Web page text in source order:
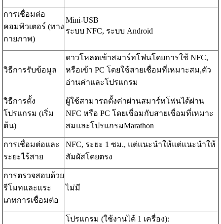
การเชื่อมต่อ
คอมพิวเตอร์ (ทาง
กายภาพ)
Mini-USB
ระบบ NFC, ระบบ Android
วิธีการรับข้อมูล
ดาวโหลดเข้าสมาร์ทโฟนโดยการใช้ NFC,
หรือเข้า PC โดยใช้สายเชื่อมที่เหมาะสม,ตัว
อ่านค่าและโปรแกรม
วิธีการตั้ง
โปรแกรม (เริ่ม
ต้น)
ผู้ใช้สามารถตั้งค่าผ่านสมาร์ทโฟนได้ผ่าน
NFC หรือ PC โดยเชื่อมกับสายเชื่อมที่เหมาะ
สมและโปรแกรมMarathon
การเชื่อมต่อและ
ระยะไร้สาย
NFC, ระยะ 1 ซม., แต่แนะนำให้แต่แนะนำให้
สัมผัสโดยตรง
การตรวจสอบด้วย
รีโมทและแระ
เภทการเชื่อมต่อ
ไม่มี
โปรแกรม (ใช้งานได้ 1 เครื่อง):